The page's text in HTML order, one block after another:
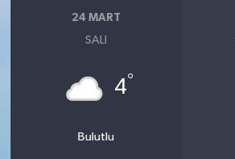
24 MART
SALI
4°
Bulutlu